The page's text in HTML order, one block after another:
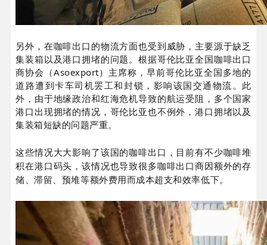
另外，在咖啡出口的物流方面也受到威胁，主要源于缺乏
集装箱以及港口拥堵的问题。根据哥伦比亚全国咖啡出口
商协会（Asoexport）主席称，早前哥伦比亚全国多地的
道路遭到卡车司机罢工和封锁，影响该国交通物流。此
外，由于地缘政治和红海危机导致的航运受阻，多个国家
港口出现拥堵的情况，哥伦比亚也不例外，港口拥堵以及
集装箱短缺的问题严重。
这些情况大大影响了该国的咖啡出口，目前有不少咖啡堆
积在港口码头，该情况也导致很多咖啡出口商因额外的存
储、滞留、预堆等额外费用而成本超支和效率低下。